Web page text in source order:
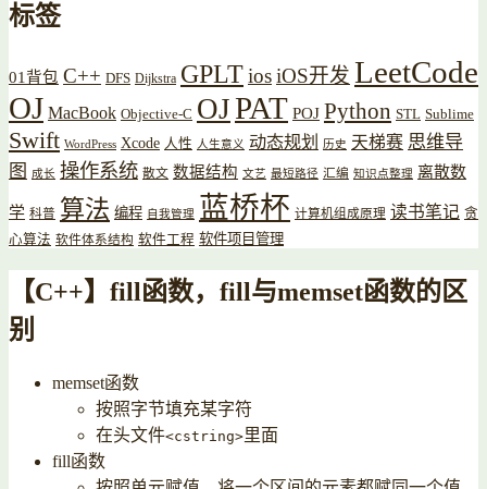
标签
01背包 C++ DFS Dijkstra GPLTiosiOS开发 LeetCode
OJ MacBook Objective-C OJPAT POJ Python STL Sublime
Swift WordPress Xcode 人性 人生意义 动态规划 历史 天梯赛 思维导
图
成长 操作系统 散文 数据结构 文艺 最短路径 汇编 知识点整理 离散数
学 科普 算法 编程 自我管理 蓝桥杯 计算机组成原理 读书笔记 贪
心算法 软件体系结构 软件工程 软件项目管理
【C++】fill函数，fill与memset函数的区
别
memset函数
按照字节填充某字符
在头文件<cstring>里面
fill函数